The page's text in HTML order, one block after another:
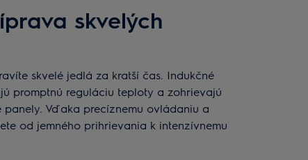
skvelých
skvelé jedlá za kratší čas. Indukčné
promptnú reguláciu teploty a zohrievajú
panely. Vďaka precíznemu ovládaniu a
od jemného prihrievania k intenzívnemu